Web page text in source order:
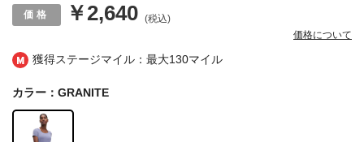
獲得ステージマイル：最大130マイル
￥2,640 (税込)
価格について
カラー：GRANITE